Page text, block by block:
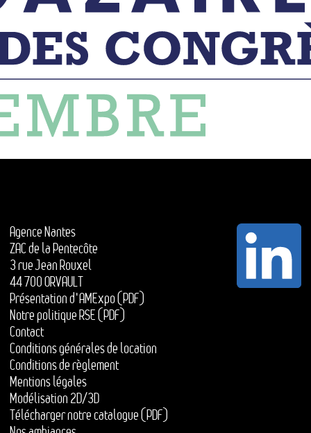
Agence Nantes
ZAC de la Pentecôte
3 rue Jean Rouxel
44 700 ORVAULT
Présentation d'AMExpo (PDF)
Notre politique RSE (PDF)
Contact
Conditions générales de location
Conditions de règlement
Mentions légales
Modélisation 2D/3D
Télécharger notre catalogue (PDF)